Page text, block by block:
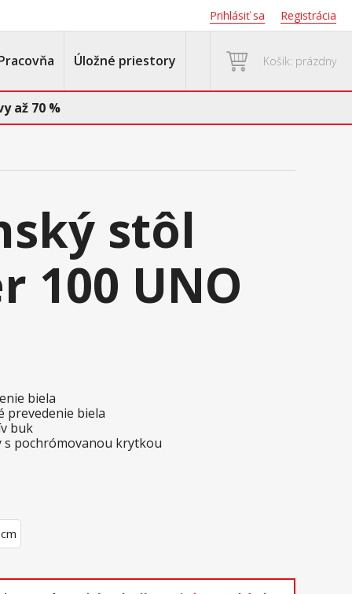
Prihlásiť sa Registrácia
Úložné priestory Košík: prázdny
až 70 %
stôl
100 UNO
biela
prevedenie biela
buk
s pochrómovanou krytkou